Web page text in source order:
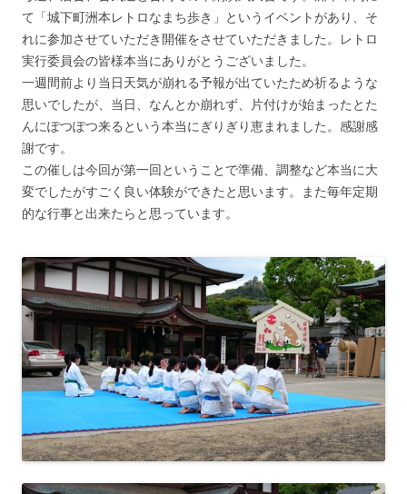
て「城下町洲本レトロなまち歩き」というイベントがあり、そ
れに参加させていただき開催をさせていただきました。レトロ
実行委員会の皆様本当にありがとうございました。
一週間前より当日天気が崩れる予報が出ていたため祈るような
思いでしたが、当日、なんとか崩れず、片付けが始まったとた
んにぽつぽつ来るという本当にぎりぎり恵まれました。感謝感
謝です。
この催しは今回が第一回ということで準備、調整など本当に大
変でしたがすごく良い体験ができたと思います。また毎年定期
的な行事と出来たらと思っています。